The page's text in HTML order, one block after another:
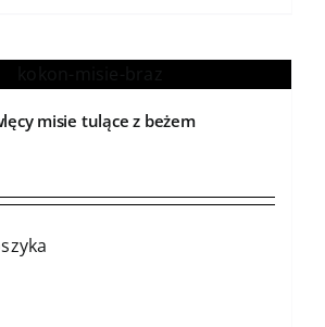
misie tulące z beżem